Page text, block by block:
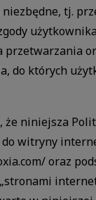
tj.
przetwarzania
do których
że niniejsza
do witryny
oraz